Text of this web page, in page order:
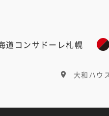
道コンサドーレ札幌
大和ハウ